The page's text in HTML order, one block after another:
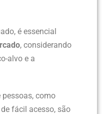
é essencial
, considerando
alvo e a
como
fácil acesso, são